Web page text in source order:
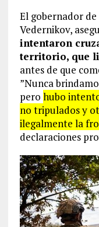
El gobernador
Vedernikov,
intentaron
territorio, que
antes de que
”Nunca
pero hubo
no tripulados y
ilegalmente la
declaraciones